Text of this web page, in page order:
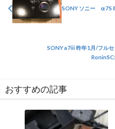
SONY ソニー
SONY a7iii 昨年1月/フル
おすすめの記事